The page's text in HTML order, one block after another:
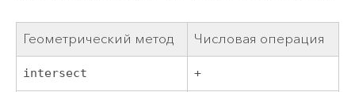
Геометрический метод Числовая операция
intersect +